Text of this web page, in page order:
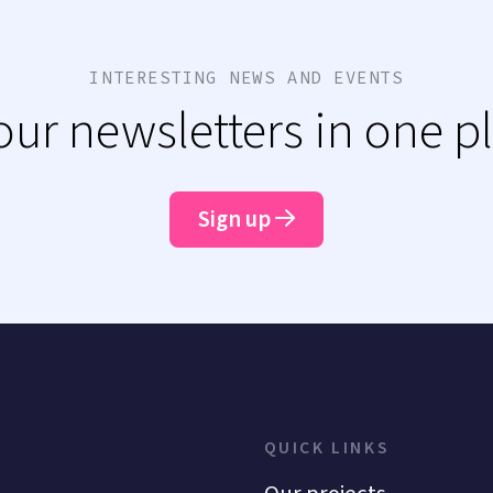
INTERESTING NEWS AND EVENTS
newsletters in one
Sign up
QUICK LINKS